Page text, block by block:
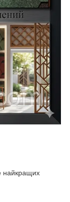
найкращих